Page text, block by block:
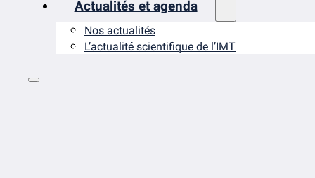
Actualités et agenda
Nos actualités
L’actualité scientifique de l’IMT